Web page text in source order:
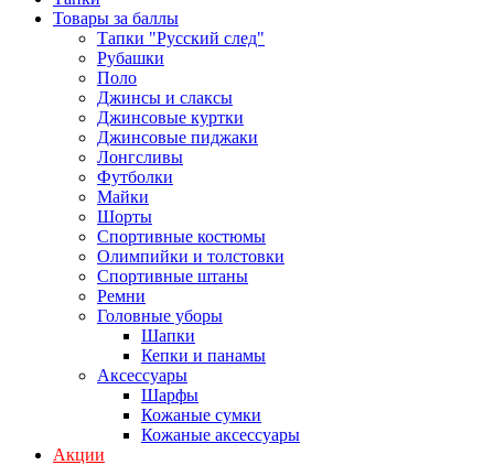
Товары за баллы
Тапки "Русский след"
Рубашки
Поло
Джинсы и слаксы
Джинсовые куртки
Джинсовые пиджаки
Лонгсливы
Футболки
Майки
Шорты
Спортивные костюмы
Олимпийки и толстовки
Спортивные штаны
Ремни
Головные уборы
Шапки
Кепки и панамы
Аксессуары
Шарфы
Кожаные сумки
Кожаные аксессуары
Акции